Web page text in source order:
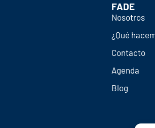
FADE
Nosotros
¿Qué
Contacto
Agenda
Blog